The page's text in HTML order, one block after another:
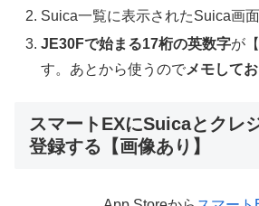
Suica一覧に表示されたSuica画面
JE30Fで始まる17桁の英数字が
す。あとから使うのでメモして
スマートEXにSuicaとクレ
登録する【画像あり】